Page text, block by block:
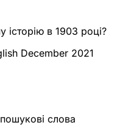
історію в 1903 році?
December 2021
слова